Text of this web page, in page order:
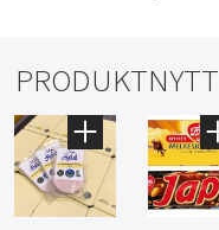
PRODUKTNYTT